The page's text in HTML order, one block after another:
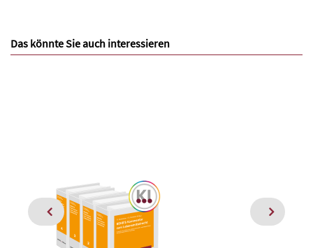
Das könnte Sie auch interessieren